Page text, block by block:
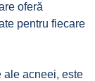
oferă
pentru fiecare
ale acneei, este